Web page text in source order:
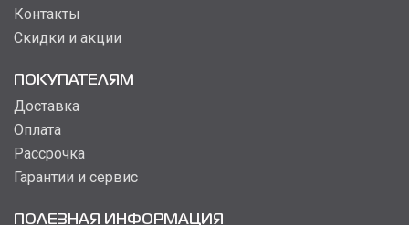
Контакты
Скидки и акции
ПОКУПАТЕЛЯМ
Доставка
Оплата
Рассрочка
Гарантии и сервис
ПОЛЕЗНАЯ ИНФОРМАЦИЯ